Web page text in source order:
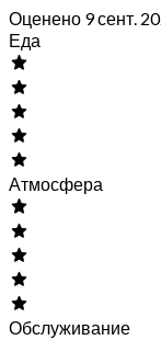
Оценено 9 сент.
Еда
Атмосфера
Обслуживание